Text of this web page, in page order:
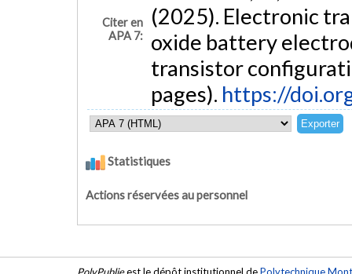
Citer en
APA 7:
(2025). Electronic
oxide battery
transistor
pages). https://
Statistiques
Actions réservées au personnel